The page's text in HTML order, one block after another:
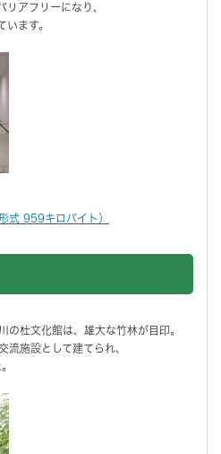
リアフリーになり、
います。
式 959キロバイト）
の杜文化館は、雄大な竹林が目印。
流施設として建てられ、